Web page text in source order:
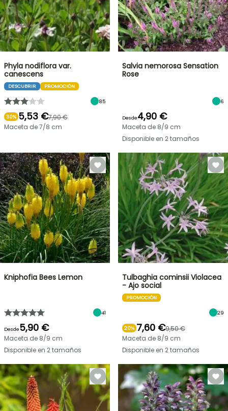
Phyla nodiflora var.
canescens
DESCUBRIR PROMOCIÓN
85
30% 5,53 €7,90 €
Maceta de 7/8 cm
Salvia nemorosa Sensation
Rose
6
Desde4,90 €
Maceta de 8/9 cm
Disponible en 2 tamaños
Kniphofia Bees Lemon
41
Desde5,90 €
Maceta de 8/9 cm
Disponible en 2 tamaños
Tulbaghia cominsii Violacea
- Ajo social
PROMOCIÓN
29
20% 7,60 €9,50 €
Maceta de 8/9 cm
Disponible en 2 tamaños